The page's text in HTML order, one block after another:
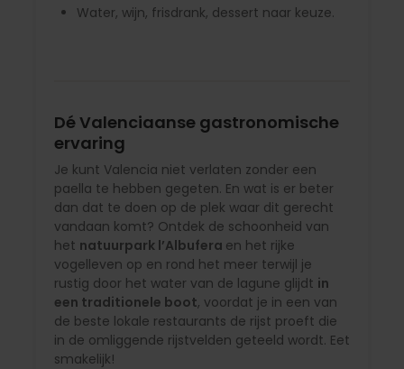
Water, wijn, frisdrank, dessert naar keuze.
Dé Valenciaanse gastronomische
ervaring
Je kunt Valencia niet verlaten zonder een
paella te hebben gegeten. En wat is er beter
dan dat te doen op de plek waar dit gerecht
vandaan komt? Ontdek de schoonheid van
het natuurpark l’Albufera en het rijke
vogelleven op en rond het meer terwijl je
rustig door het water van de lagune glijdt in
een traditionele boot, voordat je in een van
de beste lokale restaurants de rijst proeft die
in de omliggende rijstvelden geteeld wordt. Eet
smakelijk!